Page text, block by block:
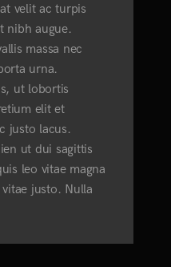
velit ac turpis
nibh augue.
massa nec
urna.
ut lobortis
elit et
justo lacus.
ut dui sagittis
leo vitae magna
justo. Nulla